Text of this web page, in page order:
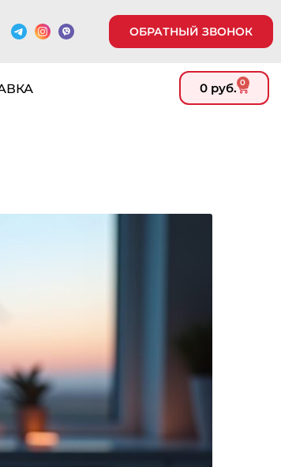
ОБРАТНЫЙ ЗВОНОК
0 руб. 0